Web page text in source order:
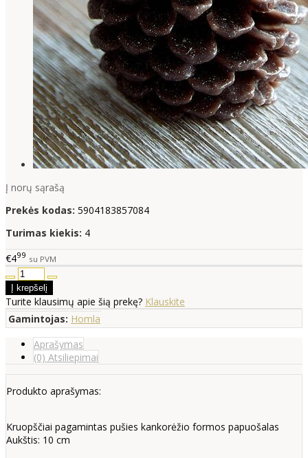
Į norų sąrašą
Prekės kodas: 5904183857084
Turimas kiekis: 4
€499 su PVM
Turite klausimų apie šią prekę? Klauskite
Gamintojas: Homla
Aprašymas
(0) Atsiliepimai
Produkto aprašymas:
Kruopščiai pagamintas pušies kankorėžio formos papuošalas
Aukštis: 10 cm